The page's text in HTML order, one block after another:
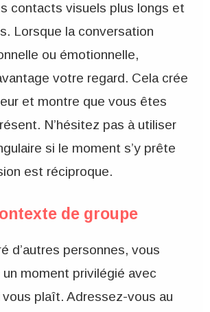
contacts visuels plus longs et
Lorsque la conversation
ou émotionnelle,
votre regard. Cela crée
et montre que vous êtes
N’hésitez pas à utiliser
si le moment s’y prête
est réciproque.
de groupe
d’autres personnes, vous
moment privilégié avec
vous plaît. Adressez-vous au